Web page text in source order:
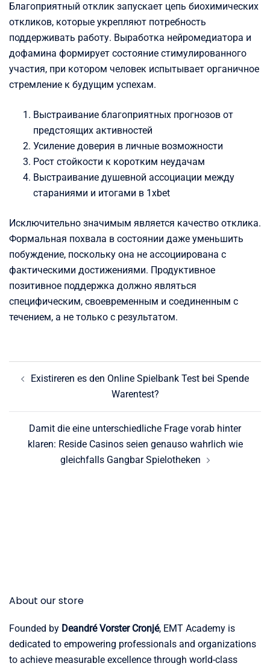
Благоприятный отклик запускает цепь биохимических
откликов, которые укрепляют потребность
поддерживать работу. Выработка нейромедиатора и
дофамина формирует состояние стимулированного
участия, при котором человек испытывает органичное
стремление к будущим успехам.
Выстраивание благоприятных прогнозов от
предстоящих активностей
Усиление доверия в личные возможности
Рост стойкости к коротким неудачам
Выстраивание душевной ассоциации между
стараниями и итогами в 1xbet
Исключительно значимым является качество отклика.
Формальная похвала в состоянии даже уменьшить
побуждение, поскольку она не ассоциирована с
фактическими достижениями. Продуктивное
позитивное поддержка должно являться
специфическим, своевременным и соединенным с
течением, а не только с результатом.
navigation
Existireren es den Online Spielbank Test bei Spende
Warentest?
Damit die eine unterschiedliche Frage vorab hinter
klaren: Reside Casinos seien genauso wahrlich wie
gleichfalls Gangbar Spielotheken
About our store
Founded by Deandré Vorster Cronjé, EMT Academy is
dedicated to empowering professionals and organizations
to achieve measurable excellence through world-class